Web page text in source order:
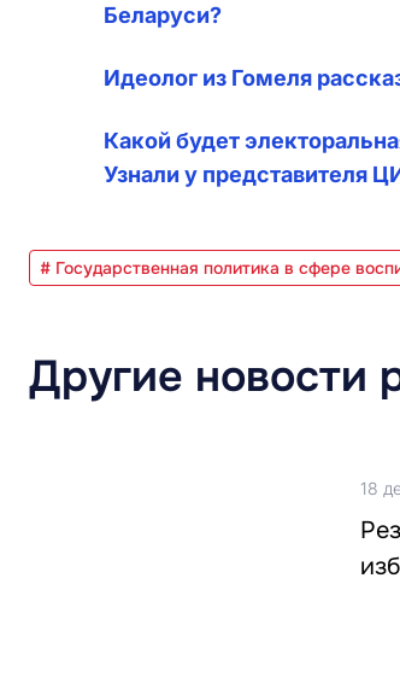
Беларуси?
Идеолог из Гомеля
Какой будет
Узнали у представителя
# Государственная политика в сфере
Другие новости
18